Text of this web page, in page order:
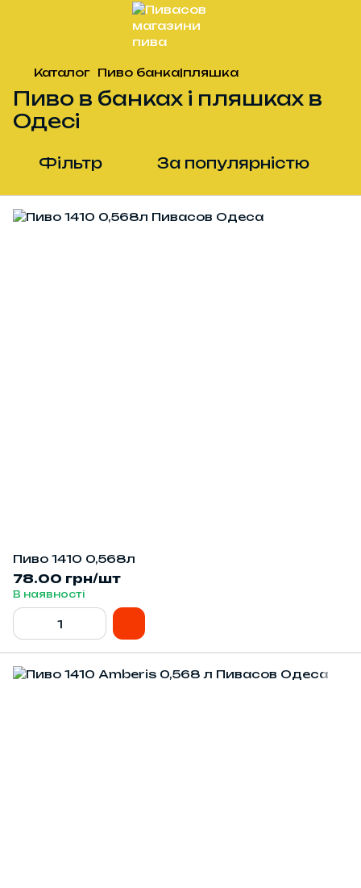
Каталог Пиво банка|пляшка
Пиво в банках і пляшках в
Одесі
Фільтр За популярністю
Пиво 1410 0,568л
78.00 грн/шт
В наявності